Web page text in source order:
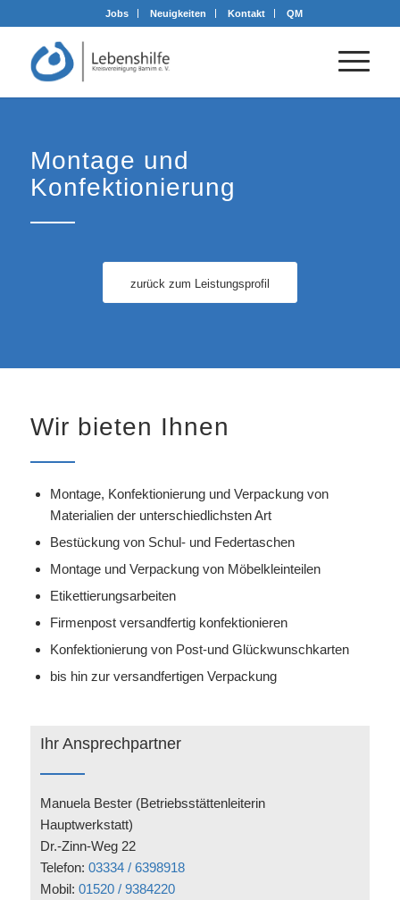
Jobs Neuigkeiten Kontakt QM
Montage und
Konfektionierung
zurück zum Leistungsprofil
Wir bieten Ihnen
Montage, Konfektionierung und Verpackung von
Materialien der unterschiedlichsten Art
Bestückung von Schul- und Federtaschen
Montage und Verpackung von Möbelkleinteilen
Etikettierungsarbeiten
Firmenpost versandfertig konfektionieren
Konfektionierung von Post-und Glückwunschkarten
bis hin zur versandfertigen Verpackung
Ihr Ansprechpartner
Manuela Bester (Betriebsstättenleiterin
Hauptwerkstatt)
Dr.-Zinn-Weg 22
Telefon:03334 / 6398918
Mobil:01520 / 9384220